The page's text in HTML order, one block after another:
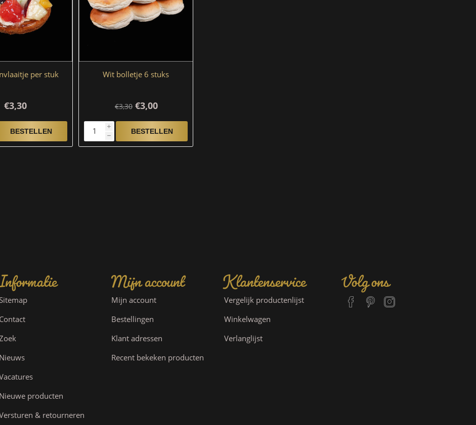
per stuk
€3,30
Wit bolletje 6 stuks
€3,30 €3,00
i
h
Contact
Nieuws
Nieuwe producten
& retourneren
Mijn account
Mijn account
Bestellingen
Klant adressen
Recent bekeken producten
Klantenservice
Vergelijk productenlijst
Winkelwagen
Verlanglijst
Volg ons